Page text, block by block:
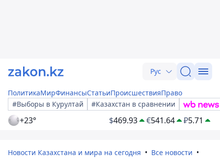
Рус
ПолитикаМирФинансыСтатьиПроисшествияПраво
#Выборы в Курултай
#Казахстан в сравнении
+23° $469.93 €541.64 ₽5.71
Новости Казахстана и мира на сегодня
Все новости